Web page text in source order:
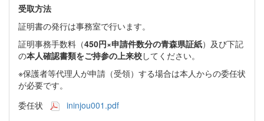
受取方法
証明書の発行は事務室で行います。
証明事務手数料（450円×申請件数分の青森県証紙）及び下記
の本人確認書類をご持参の上来校してください。
※保護者等代理人が申請（受領）する場合は本人からの委任状
が必要です。
委任状
ininjou001.pdf